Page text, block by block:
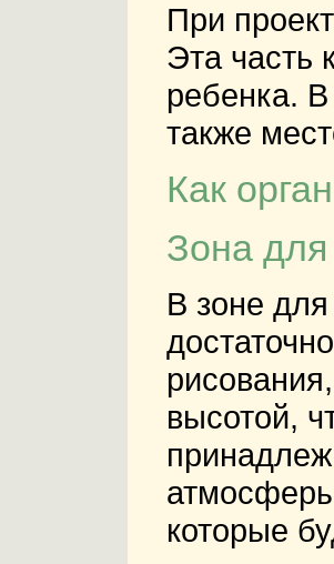
При
Эта часть
ребенка.
также
Как
Зона для
В зоне
высотой,
которые